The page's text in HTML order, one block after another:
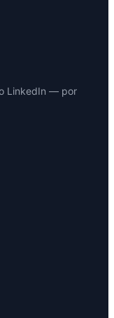
LinkedIn — por